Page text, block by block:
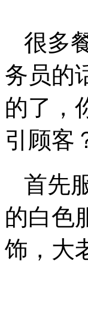
很多
务员的
的了，
引顾客
首先
的白色
饰，大